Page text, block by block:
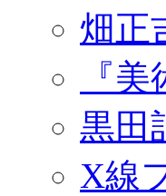
畑正
『
黒田
X線